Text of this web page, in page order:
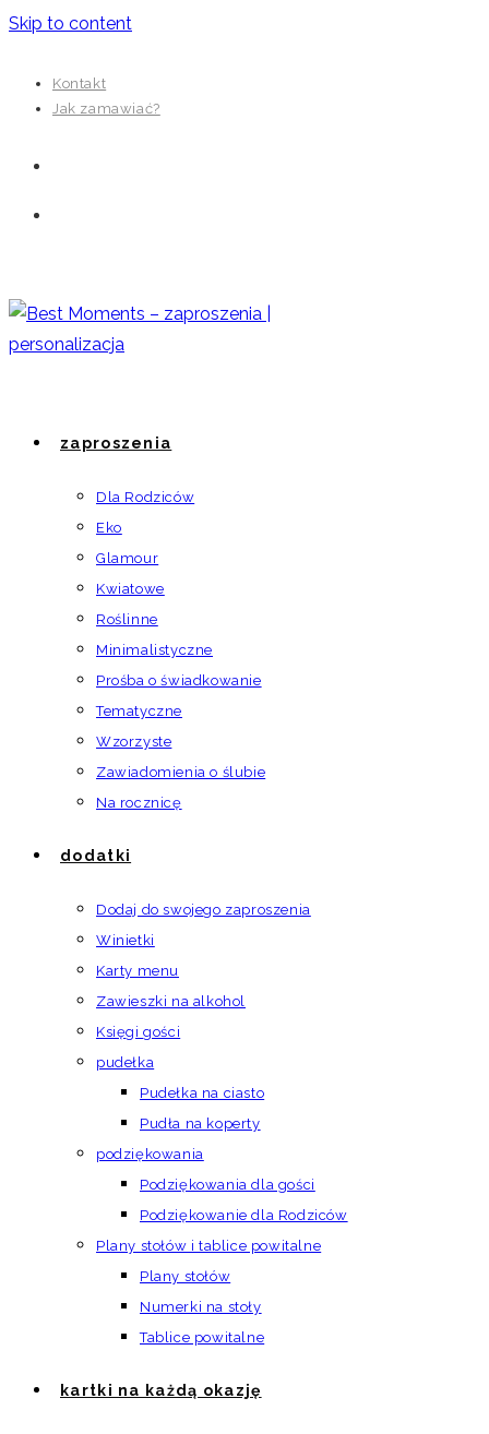
Skip to content
Kontakt
Jak zamawiać?
zaproszenia
Dla Rodziców
Eko
Glamour
Kwiatowe
Roślinne
Minimalistyczne
Prośba o świadkowanie
Tematyczne
Wzorzyste
Zawiadomienia o ślubie
Na rocznicę
dodatki
Dodaj do swojego zaproszenia
Winietki
Karty menu
Zawieszki na alkohol
Księgi gości
pudełka
Pudełka na ciasto
Pudła na koperty
podziękowania
Podziękowania dla gości
Podziękowanie dla Rodziców
Plany stołów i tablice powitalne
Plany stołów
Numerki na stoły
Tablice powitalne
kartki na każdą okazję